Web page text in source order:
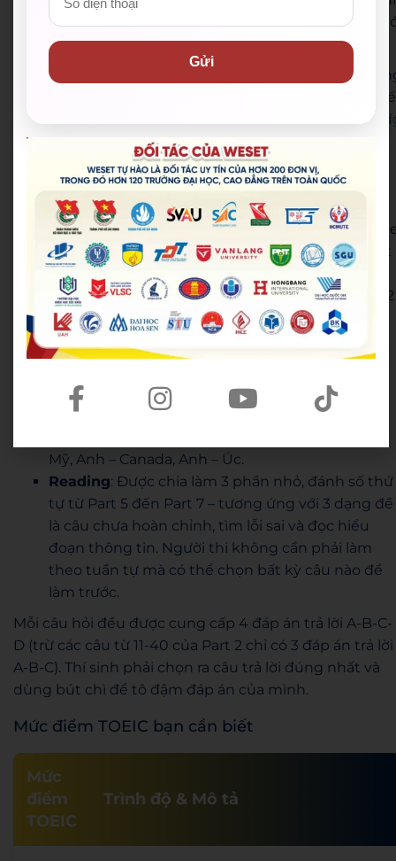
xác thì TOEIC là sẽ là lựa chọn vượt trội hơn so
những chứng chỉ tiếng Anh khác.
Nếu bạn vẫn còn phân vân về việc lựa chọn học
chỉ nào để có bằng cấp tốc thì hãy tham khảo bài
Lựa chọn nào giữa IELTS – TOEIC – TOEFL và
nhé!
Cấu trúc của bài thi TOEIC
Bài thi TOEIC thường được ra dưới hình thức trắc
nghiệm, bao gồm 2 phần chính: phần
Listening
hiểu) gồm có 100 câu, thời gian làm bài trong 45 phút
và phần thi
Reading (đọc hiểu) gồm 100 câu nhưng
thời gian làm bài 75 phút. Tổng thời gian làm bài cho 2
phần thi là 120 phút (2 giờ).
Listening: Được chia làm 4 phần nhỏ, đánh số
phải lần lượt lắng nghe và trả lời các đoạn hội
thoại ngắn, các đoạn thông tin và câu hỏi với
Mỹ, Anh – Canada, Anh – Úc.
Reading: Được chia làm 3 phần nhỏ, đánh số thứ
tự từ Part 5 đến Part 7 – tương ứng với 3 dạng đề
là câu chưa hoàn chỉnh, tìm lỗi sai và đọc hiểu
đoạn thông tin. Người thi không cần phải làm
theo tuần tự mà có thể chọn bất kỳ câu nào để
làm trước.
Mỗi câu hỏi đều được cung cấp 4 đáp án trả lời A-B-C-
D (trừ các câu từ 11-40 của Part 2 chỉ có 3 đáp án trả lời
A-B-C). Thí sinh phải chọn ra câu trả lời đúng nhất và
dùng bút chì để tô đậm đáp án của mình.
Mức điểm TOEIC bạn cần biết
Mức
điểm
TOEIC
Trình độ & Mô tả
Gửi